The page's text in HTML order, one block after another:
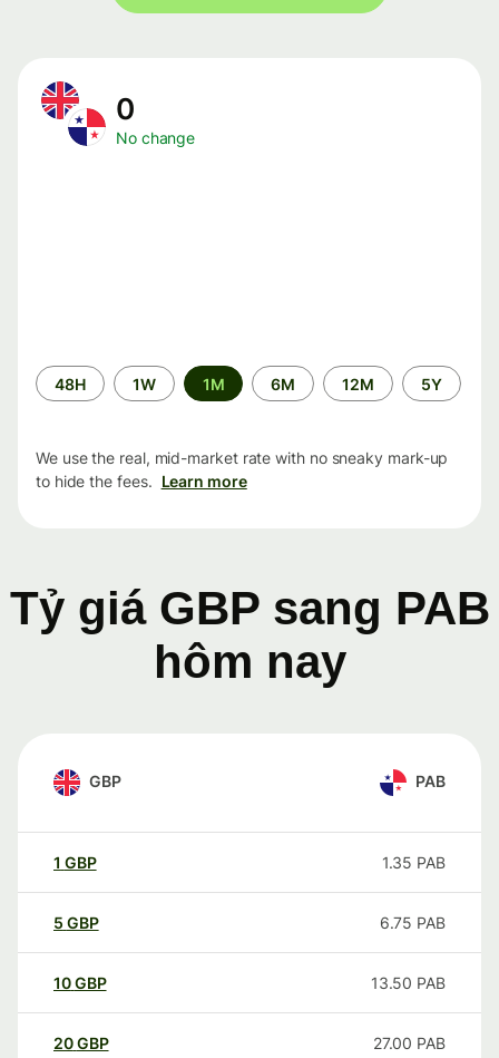
0
No change
Time
period
48H 1W 1M 6M 12M 5Y
We use the real, mid-market rate with no sneaky mark-up
to hide the fees. Learn more
Tỷ giá GBP sang PAB
hôm nay
GBP PAB
1 GBP 1.35 PAB
5 GBP 6.75 PAB
10GBP 13.50 PAB
20GBP 27.00 PAB